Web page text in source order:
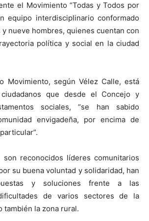
el Movimiento “Todas y Todos por
equipo interdisciplinario conformado
nueve hombres, quienes cuentan con
política y social en la ciudad
Movimiento, según Vélez Calle, está
que desde el Concejo y
sociales, “se han sabido
envigadeña, por encima de
reconocidos líderes comunitarios
su buena voluntad y solidaridad, han
y soluciones frente a las
de varios sectores de la
también la zona rural.